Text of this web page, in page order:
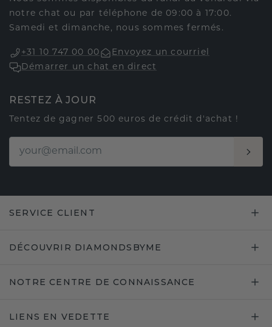
notre chat ou par téléphone de 09:00 à 17:00.
Samedi et dimanche, nous sommes fermés.
+31 10 747 00 00
Envoyez un courriel
Démarrer un chat en direct
RESTEZ À JOUR
Tentez de gagner 500 euros de crédit d'achat !
SERVICE CLIENT
DÉCOUVRIR DIAMONDSBYME
NOTRE CENTRE DE CONNAISSANCE
LIENS EN VEDETTE